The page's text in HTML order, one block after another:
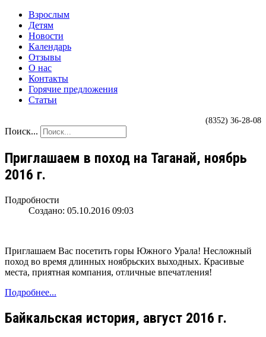
Взрослым
Детям
Новости
Календарь
Отзывы
О нас
Контакты
Горячие предложения
Статьи
(8352) 36-28-08
Поиск...
Приглашаем в поход на Таганай, ноябрь
2016 г.
Подробности
Создано: 05.10.2016 09:03
Приглашаем Вас посетить горы Южного Урала! Несложный
поход во время длинных ноябрьских выходных. Красивые
места, приятная компания, отличные впечатления!
Подробнее...
Байкальская история, август 2016 г.